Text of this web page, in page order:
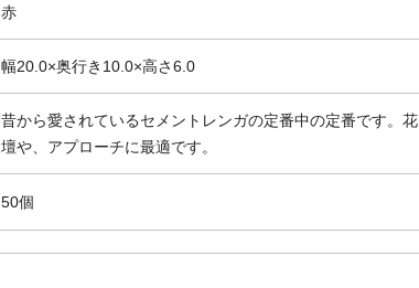
赤
幅20.0×奥行き10.0×高さ6.0
昔から愛されているセメントレンガの定番中の定番です。花
壇や、アプローチに最適です。
50個